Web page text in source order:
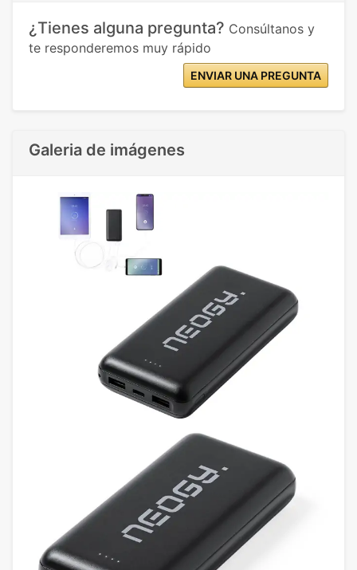
¿Tienes alguna pregunta? Consúltanos y
te responderemos muy rápido
ENVIAR UNA PREGUNTA
Galeria de imágenes